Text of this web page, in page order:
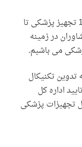
ما با تهیه تکنیکال فایل برای بیش از 108 تجهیز پزشکی تا
مشاوران در زمینه
می باشیم.
تدوین تکنیکال
اداره کل
تجهیزات پزشکی